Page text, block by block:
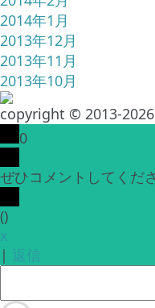
2014年1月
2013年12月
2013年11月
2013年10月
copyright © 2013-
0
ぜひコメントしてくだ
()
x
| 返信